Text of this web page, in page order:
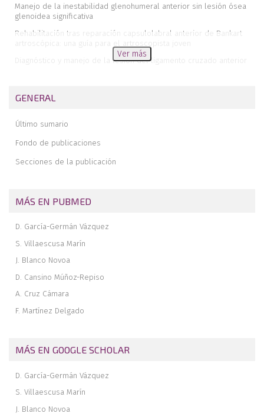
Manejo de la inestabilidad glenohumeral anterior sin lesión ósea
glenoidea significativa
Rehabilitación tras reparación capsulolabral anterior de Bankart
artroscópica: una guía para el artroscopista joven
Diagnóstico y manejo de la lesión del ligamento cruzado anterior
ligamento cruzado anterior. ¿Qué estamos pasando por
Inestabilidad posterolateral de rodilla tras fractura osteocondral
de un caso
Porción larga del bíceps de tipo MESO: variante anatómica de la
Ver más
GENERAL
Último sumario
Fondo de publicaciones
Secciones de la publicación
MÁS EN PUBMED
D. García-Germán Vázquez
S. Villaescusa Marín
J. Blanco Novoa
D. Cansino Múñoz-Repiso
A. Cruz Cámara
F. Martínez Delgado
MÁS EN GOOGLE SCHOLAR
D. García-Germán Vázquez
S. Villaescusa Marín
J. Blanco Novoa